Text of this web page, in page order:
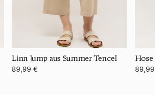
Linn Jump aus Summer Tencel
89,99 €
Hose